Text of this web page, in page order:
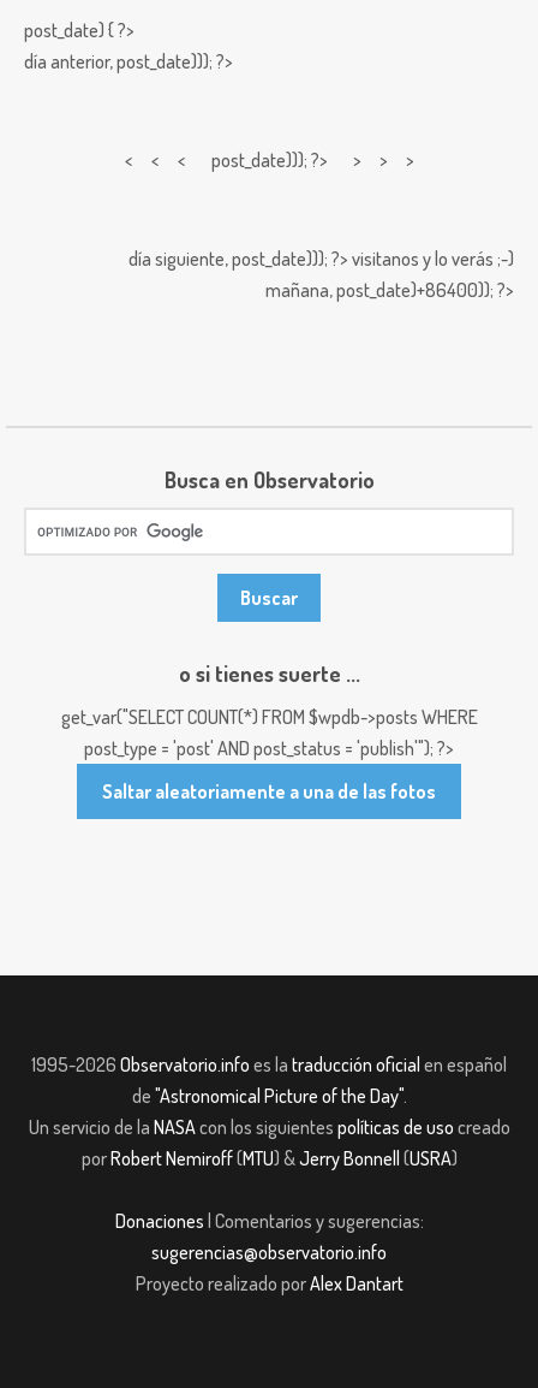
post_date) { ?>
día anterior,post_date))); ?>
< < < post_date))); ?> > > >
día siguiente,post_date))); ?> visitanos y lo verás ;-)
mañana,post_date)+86400)); ?>
Busca en Observatorio
o si tienes suerte ...
get_var("SELECT COUNT(*) FROM $wpdb->posts WHERE
post_type = 'post' AND post_status = 'publish'"); ?>
Saltar aleatoriamente a una de las fotos
1995-2026 Observatorio.info es la traducción oficial en español
de "Astronomical Picture of the Day".
Un servicio de la NASAcon los siguientes políticas de uso creado
porRobert Nemiroff(MTU) &Jerry Bonnell (USRA)
Donaciones | Comentarios y sugerencias:
sugerencias@observatorio.info
Proyecto realizado porAlex Dantart